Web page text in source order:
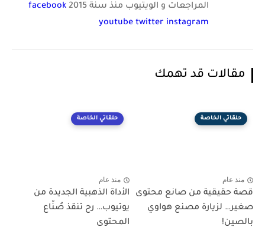
المراجعات و الويتيوب منذ سنة 2015
facebook
youtube twitter instagram
مقالات قد تهمك
حلقاتي الخاصة
منذ عام
قصة حقيقية من صانع محتوى
صغير… لزيارة مصنع هواوي
بالصين!
حلقاتي الخاصة
منذ عام
الأداة الذهبية الجديدة من
يوتيوب… رح تنقذ صُنّاع
المحتوى